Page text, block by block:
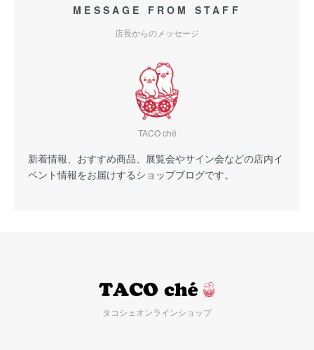
MESSAGE FROM STAFF
店長からのメッセージ
TACO ché
新着情報、おすすめ商品、展覧会やサイン会などの店内イ
ベント情報をお届けするショップブログです。
タコシェオンラインショップ